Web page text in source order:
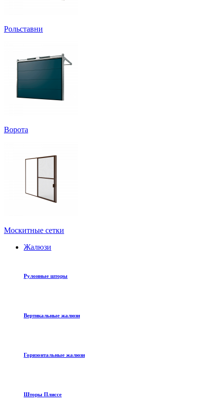
Рольставни
Ворота
Москитные сетки
Жалюзи
Рулонные шторы
Вертикальные жалюзи
Горизонтальные жалюзи
Шторы Плиссе